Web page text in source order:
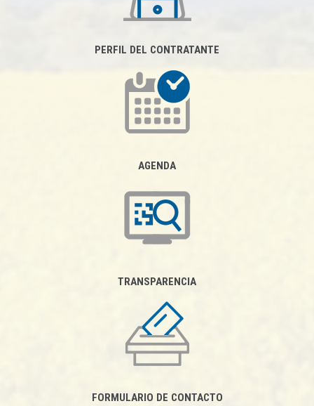
PERFIL DEL CONTRATANTE
AGENDA
TRANSPARENCIA
FORMULARIO DE CONTACTO